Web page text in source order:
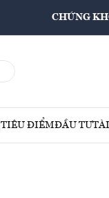
CHỨNG
TIÊU ĐIỂMĐẦU TƯ